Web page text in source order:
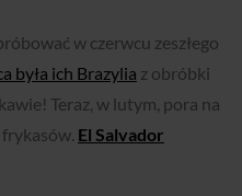
w czerwcu zeszłego
była ich Brazylia z obróbki
Teraz, w lutym, pora na
El Salvador